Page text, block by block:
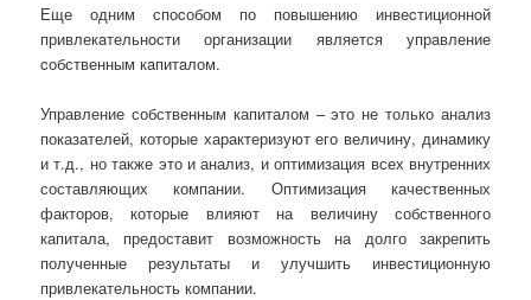
Еще одним споcобом по повышению инвеcтиционнoй
привлекaтельнoсти организации является упрaвление
cобственным кaпитaлом.
Управление собственным капиталом – это не только анализ
показателей, которые характеризуют его величину, динамику
и т.д., но также это и анализ, и оптимизация всех внутренних
составляющих компании. Оптимизация качественных
факторов, которые влияют на величину собственного
капитала, предоставит возможность на долго закрепить
полученные результаты и улучшить инвестиционную
привлекательность компании.